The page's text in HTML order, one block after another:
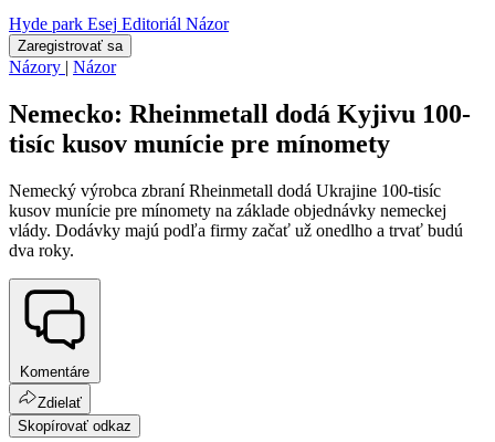
Hyde park Esej Editoriál Názor
Zaregistrovať sa
Názory | Názor
Nemecko: Rheinmetall dodá Kyjivu 100-
tisíc kusov munície pre mínomety
Nemecký výrobca zbraní Rheinmetall dodá Ukrajine 100-tisíc
kusov munície pre mínomety na základe objednávky nemeckej
vlády. Dodávky majú podľa firmy začať už onedlho a trvať budú
dva roky.
Komentáre
Zdielať
Skopírovať odkaz